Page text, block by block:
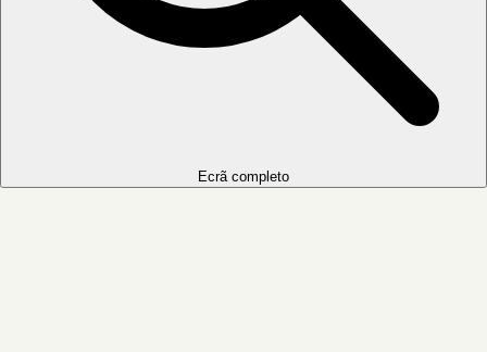
Ecrã completo